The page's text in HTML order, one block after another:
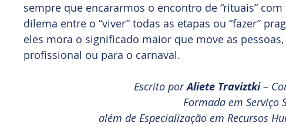
sempre que encararmos o encontro de “rituais”
dilema entre o “viver” todas as etapas ou “fazer”
eles mora o significado maior que move as
profissional ou para o carnaval.
Escrito por Aliete Traviztki –
Formada em Serviço
além de Especialização em Recursos